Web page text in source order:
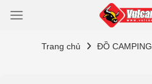
qua
Trang chủ ĐỒ CAMPING